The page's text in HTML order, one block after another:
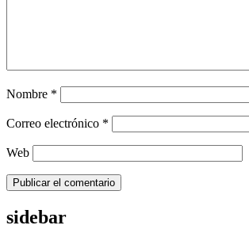
Nombre *
Correo electrónico *
Web
sidebar